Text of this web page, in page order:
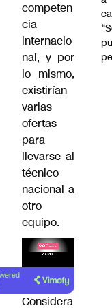
competen
cia
internacio
nal, y por
lo mismo,
existirían
varias
ofertas
para
llevarse al
técnico
nacional a
otro
equipo.
Lea el
artículo
Considera